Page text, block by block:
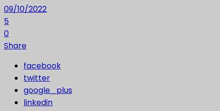
09/10/2022
5
0
Share
facebook
twitter
google_plus
linkedin